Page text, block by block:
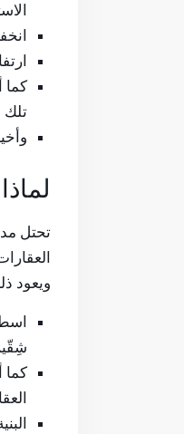
كما
تلك
تحتل
ويعود
كما